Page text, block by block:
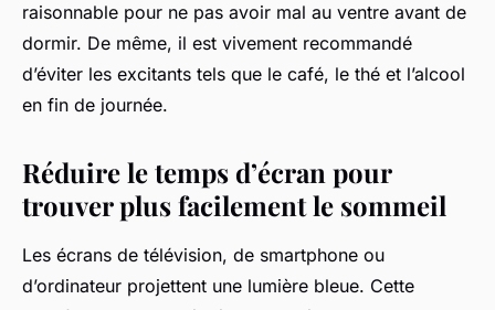
raisonnable pour ne pas avoir mal au ventre avant de
dormir. De même, il est vivement recommandé
d’éviter les excitants tels que le café, le thé et l’alcool
en fin de journée.
Réduire le temps d’écran pour
trouver plus facilement le sommeil
Les écrans de télévision, de smartphone ou
d’ordinateur projettent une lumière bleue. Cette